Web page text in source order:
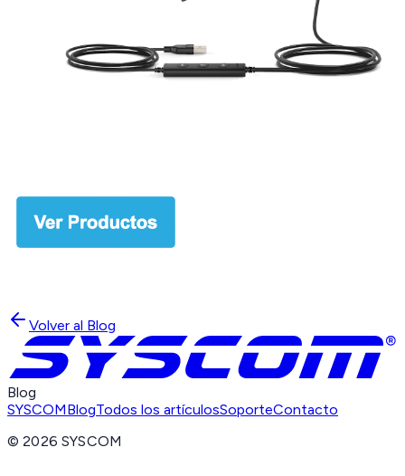
Volver al Blog
Blog
SYSCOMBlogTodos los artículosSoporteContacto
©2026 SYSCOM